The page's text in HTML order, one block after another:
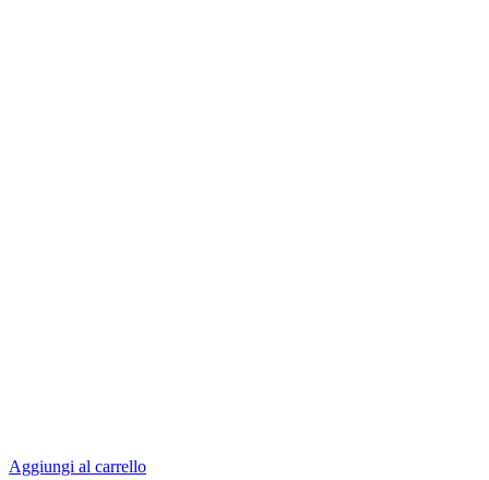
Aggiungi al carrello